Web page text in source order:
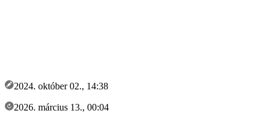
2024. október 02., 14:38
2026. március 13., 00:04